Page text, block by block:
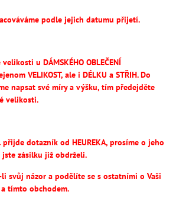
podle jejich datumu přijetí.
u DÁMSKÉHO OBLEČENÍ
VELIKOST, ale i DÉLKU a STŘIH.Do
napsat své míry a výšku, tím předejděte
velikosti.
dotazník od HEUREKA, prosíme o jeho
zásilku již obdrželi.
svůj názor a podělíte se s ostatními o Vaši
tímto obchodem.